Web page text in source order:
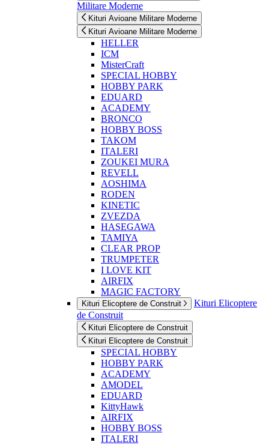
Militare Moderne
Kituri Avioane Militare Moderne
Kituri Avioane Militare Moderne
HELLER
ICM
MisterCraft
SPECIAL HOBBY
HOBBY PARK
EDUARD
ACADEMY
BRONCO
HOBBY BOSS
TAKOM
ITALERI
ZOUKEI MURA
REVELL
AOSHIMA
RODEN
KINETIC
ZVEZDA
HASEGAWA
TAMIYA
CLEAR PROP
TRUMPETER
I LOVE KIT
AIRFIX
MAGIC FACTORY
Kituri Elicoptere de Construit
Kituri Elicoptere
de Construit
Kituri Elicoptere de Construit
Kituri Elicoptere de Construit
SPECIAL HOBBY
HOBBY PARK
ACADEMY
AMODEL
EDUARD
KittyHawk
AIRFIX
HOBBY BOSS
ITALERI